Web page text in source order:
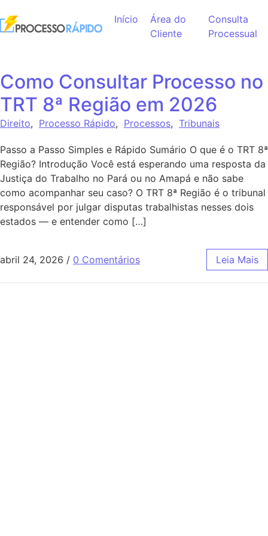
Início
Área do
Cliente
Consulta
Processual
Como Consultar Processo no
TRT 8ª Região em 2026
Direito, Processo Rápido, Processos, Tribunais
Passo a Passo Simples e Rápido Sumário O que é o TRT 8ª
Região? Introdução Você está esperando uma resposta da
Justiça do Trabalho no Pará ou no Amapá e não sabe
como acompanhar seu caso? O TRT 8ª Região é o tribunal
responsável por julgar disputas trabalhistas nesses dois
estados — e entender como […]
abril 24, 2026 / 0 Comentários Leia Mais